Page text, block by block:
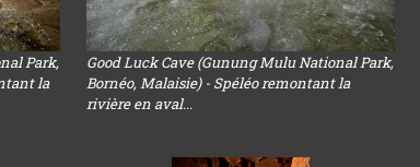
Park,
la
Good Luck Cave (Gunung Mulu National Park,
Bornéo, Malaisie) - Spéléo remontant la
rivière en aval...